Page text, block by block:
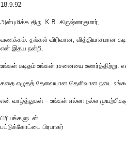
18.9.92
அன்புமிக்க திரு. K.B. கிருஷ்ணகுமார்,
வணக்கம். தங்கள் விரிவான, வித்தியாசமான
என் இதய நன்றி.
உங்கள் கடிதம் உங்கள் ரசனையை உணர்த்திற்று.
கதை எழுதத் தேவையான தெளிவான நடை
என் வாழ்த்துகள் – உங்கள் எல்லா நல்ல
பிரியங்களுடன்
பட்டுக்கோட்டை பிரபாகர்